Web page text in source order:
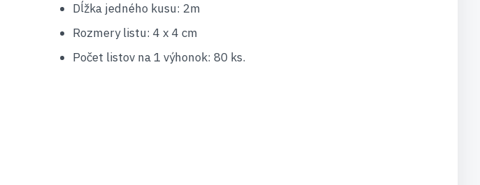
Dĺžka jedného kusu: 2m
Rozmery listu: 4 x 4 cm
Počet listov na 1 výhonok: 80 ks.